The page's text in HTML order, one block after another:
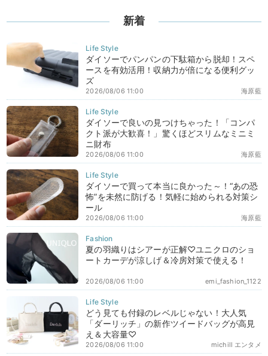
新着
ダイソーでパンパンの下駄箱から脱却！スペ
ースを有効活用！収納力が倍になる便利グッ
ズ
海原藍
2026/08/06 11:00
ダイソーで良いの見つけちゃった！「コンパ
クト派が大歓喜！」驚くほどスリムなミニミ
ニ財布
海原藍
2026/08/06 11:00
ダイソーで買って本当に良かった～！“あの恐
怖”を未然に防げる！気軽に始められる対策シ
ール
海原藍
2026/08/06 11:00
夏の羽織りはシアーが正解♡ユニクロのショ
ートカーデが涼しげ＆冷房対策で使える！
emi_fashion_1122
2026/08/06 11:00
どう見ても付録のレベルじゃない！大人気
「ダーリッチ」の新作ツイードバッグが高見
え＆大容量♡
michill エンタメ
2026/08/06 11:00